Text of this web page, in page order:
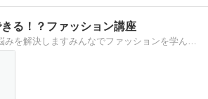
る！？ファッション講座